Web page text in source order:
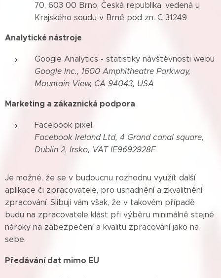
70, 603 00 Brno, Česká republika, vedená u
Krajského soudu v Brně pod zn. C 31249
Analytické nástroje
Google Analytics - statistiky návštěvnosti webu
Google Inc., 1600 Amphitheatre Parkway,
Mountain View, CA 94043, USA
Marketing a zákaznická podpora
Facebook pixel
Facebook Ireland Ltd, 4 Grand canal square,
Dublin 2, Irsko, VAT IE9692928F
Je možné, že se v budoucnu rozhodnu využít další
aplikace či zpracovatele, pro usnadnění a zkvalitnění
zpracování. Slibuji vám však, že v takovém případě
budu na zpracovatele klást při výběru minimálně stejné
nároky na zabezpečení a kvalitu zpracování jako na
sebe.
Předávání dat mimo EU